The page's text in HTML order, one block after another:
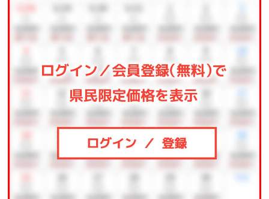
＜ご利用時間＞
15：00～23：00（22：30最終受付） 6：00～9：00（8：30
■海洋水 ～タラソパック～■
砂蒸し温泉であたたまっている間に、お顔もきれいに♪
当館でしか体験できない、大変人気のパック体験★
女性だけでなく、男性のお客様もぜひお試しください！
※別途料金が必要です。